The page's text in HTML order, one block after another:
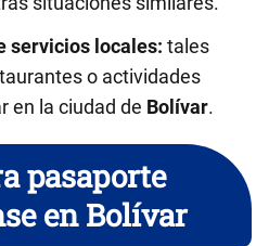
servicios locales: tales
o actividades
en la ciudad de Bolívar.
pasaporte
en Bolívar